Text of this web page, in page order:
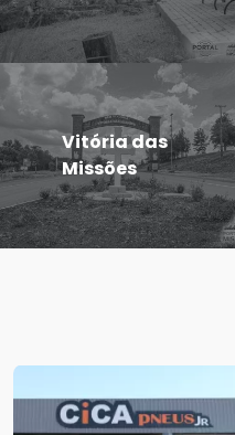
Vitória das
Missões